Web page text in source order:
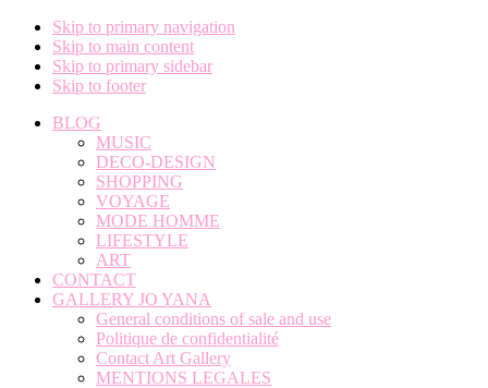
Skip to primary navigation
Skip to main content
Skip to primary sidebar
Skip to footer
BLOG
MUSIC
DECO-DESIGN
SHOPPING
VOYAGE
MODE HOMME
LIFESTYLE
ART
CONTACT
GALLERY JO YANA
General conditions of sale and use
Politique de confidentialité
Contact Art Gallery
MENTIONS LEGALES